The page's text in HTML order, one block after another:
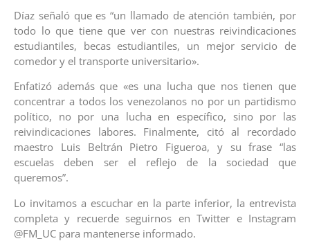
Díaz señaló que es “un llamado de atención también, por
todo lo que tiene que ver con nuestras reivindicaciones
estudiantiles, becas estudiantiles, un mejor servicio de
comedor y el transporte universitario».
Enfatizó además que «es una lucha que nos tienen que
concentrar a todos los venezolanos no por un partidismo
político, no por una lucha en específico, sino por las
reivindicaciones labores. Finalmente, citó al recordado
maestro Luis Beltrán Pietro Figueroa, y su frase “las
escuelas deben ser el reflejo de la sociedad que
queremos”.
Lo invitamos a escuchar en la parte inferior, la entrevista
completa y recuerde seguirnos en Twitter e Instagram
@FM_UC para mantenerse informado.